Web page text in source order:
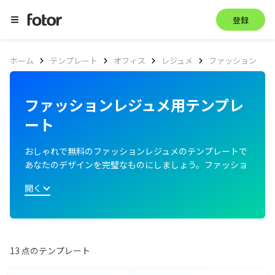
登録
ホーム テンプレート オフィス レジュメ ファッション
ファッションレジュメ用テンプレ
ート
おしゃれで無料のファッションレジュメのテンプレートで
あなたのデザインを完璧なものにしましょう。ファッショ
際のニーズに合わせてカスタマイズできます。
開く
13 点のテンプレート